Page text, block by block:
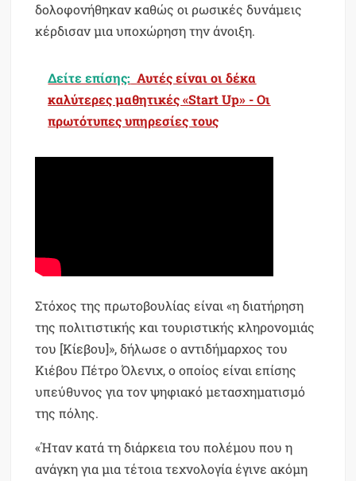
δολοφονήθηκαν καθώς οι ρωσικές δυνάμεις
κέρδισαν μια υποχώρηση την άνοιξη.
Δείτε επίσης: Αυτές είναι οι δέκα
καλύτερες μαθητικές «Start Up» - Οι
πρωτότυπες υπηρεσίες τους
Στόχος της πρωτοβουλίας είναι «η διατήρηση
της πολιτιστικής και τουριστικής κληρονομιάς
του [Κίεβου]», δήλωσε ο αντιδήμαρχος του
Κιέβου Πέτρο Όλενιχ, ο οποίος είναι επίσης
υπεύθυνος για τον ψηφιακό μετασχηματισμό
της πόλης.
«Ήταν κατά τη διάρκεια του πολέμου που η
ανάγκη για μια τέτοια τεχνολογία έγινε ακόμη